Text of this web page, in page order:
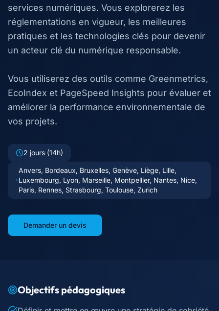
services numériques. Vous explorerez les
réglementations en vigueur, les meilleures
pratiques et les technologies clés pour devenir
un acteur clé du numérique responsable.
Vous utiliserez des outils comme Greenmetrics,
EcoIndex et PageSpeed Insights pour évaluer et
améliorer la performance environnementale de
vos projets.
2 jours (14h)
Anvers, Bordeaux, Bruxelles, Genève, Liège, Lille,
Luxembourg, Lyon, Marseille, Montpellier, Nantes, Nice,
Paris, Rennes, Strasbourg, Toulouse, Zurich
Demander un devis
Objectifs pédagogiques